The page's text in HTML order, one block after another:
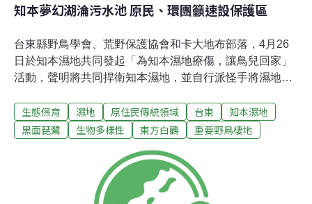
知本夢幻湖淪污水池 原民、環團籲速設保護區
台東縣野鳥學會、荒野保護協會和卡大地布部落，4月26
日於知本濕地共同發起「為知本濕地療傷，讓鳥兒回家」
活動，聲明將共同捍衛知本濕地，並自行派怪手將濕地出
美景。除了台東縣野鳥學會、荒野保護協會和卡大地布部
落族人，台東大學與台東專科學校師生、其他關心民眾與
持。「因為學校在濕地旁邊，所以我們關心濕地」，3位
學生如是說。政府帶頭破壞 知本濕地劫難重重位於台東市
的知本濕地，是一處擁有天然湧泉、豐富生態，濾水和防
生態保育 濕地 原住民傳統領域 台東
知本濕地
黑面琵鷺
生物多樣性 東方白鸛 重要野鳥棲地